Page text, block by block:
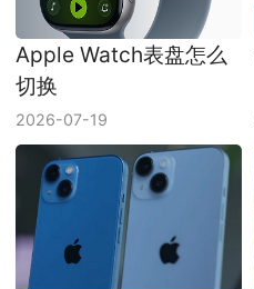
Apple Watch表盘怎么
切换
2026-07-19